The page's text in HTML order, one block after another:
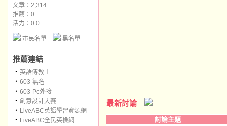
文章：2,314
推薦： 0
活力：0.0
市民名單 黑名單
推薦連結
‧ 英語傳教士
‧ 603-無名
‧ 603-Pc外接
‧ 創意設計大賽
‧ LiveABC英語學習資源網
‧ LiveABC全民英檢網
最新討論
討論主題